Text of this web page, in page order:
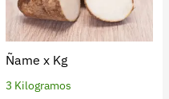
Ñame x Kg
3 Kilogramos
reservados